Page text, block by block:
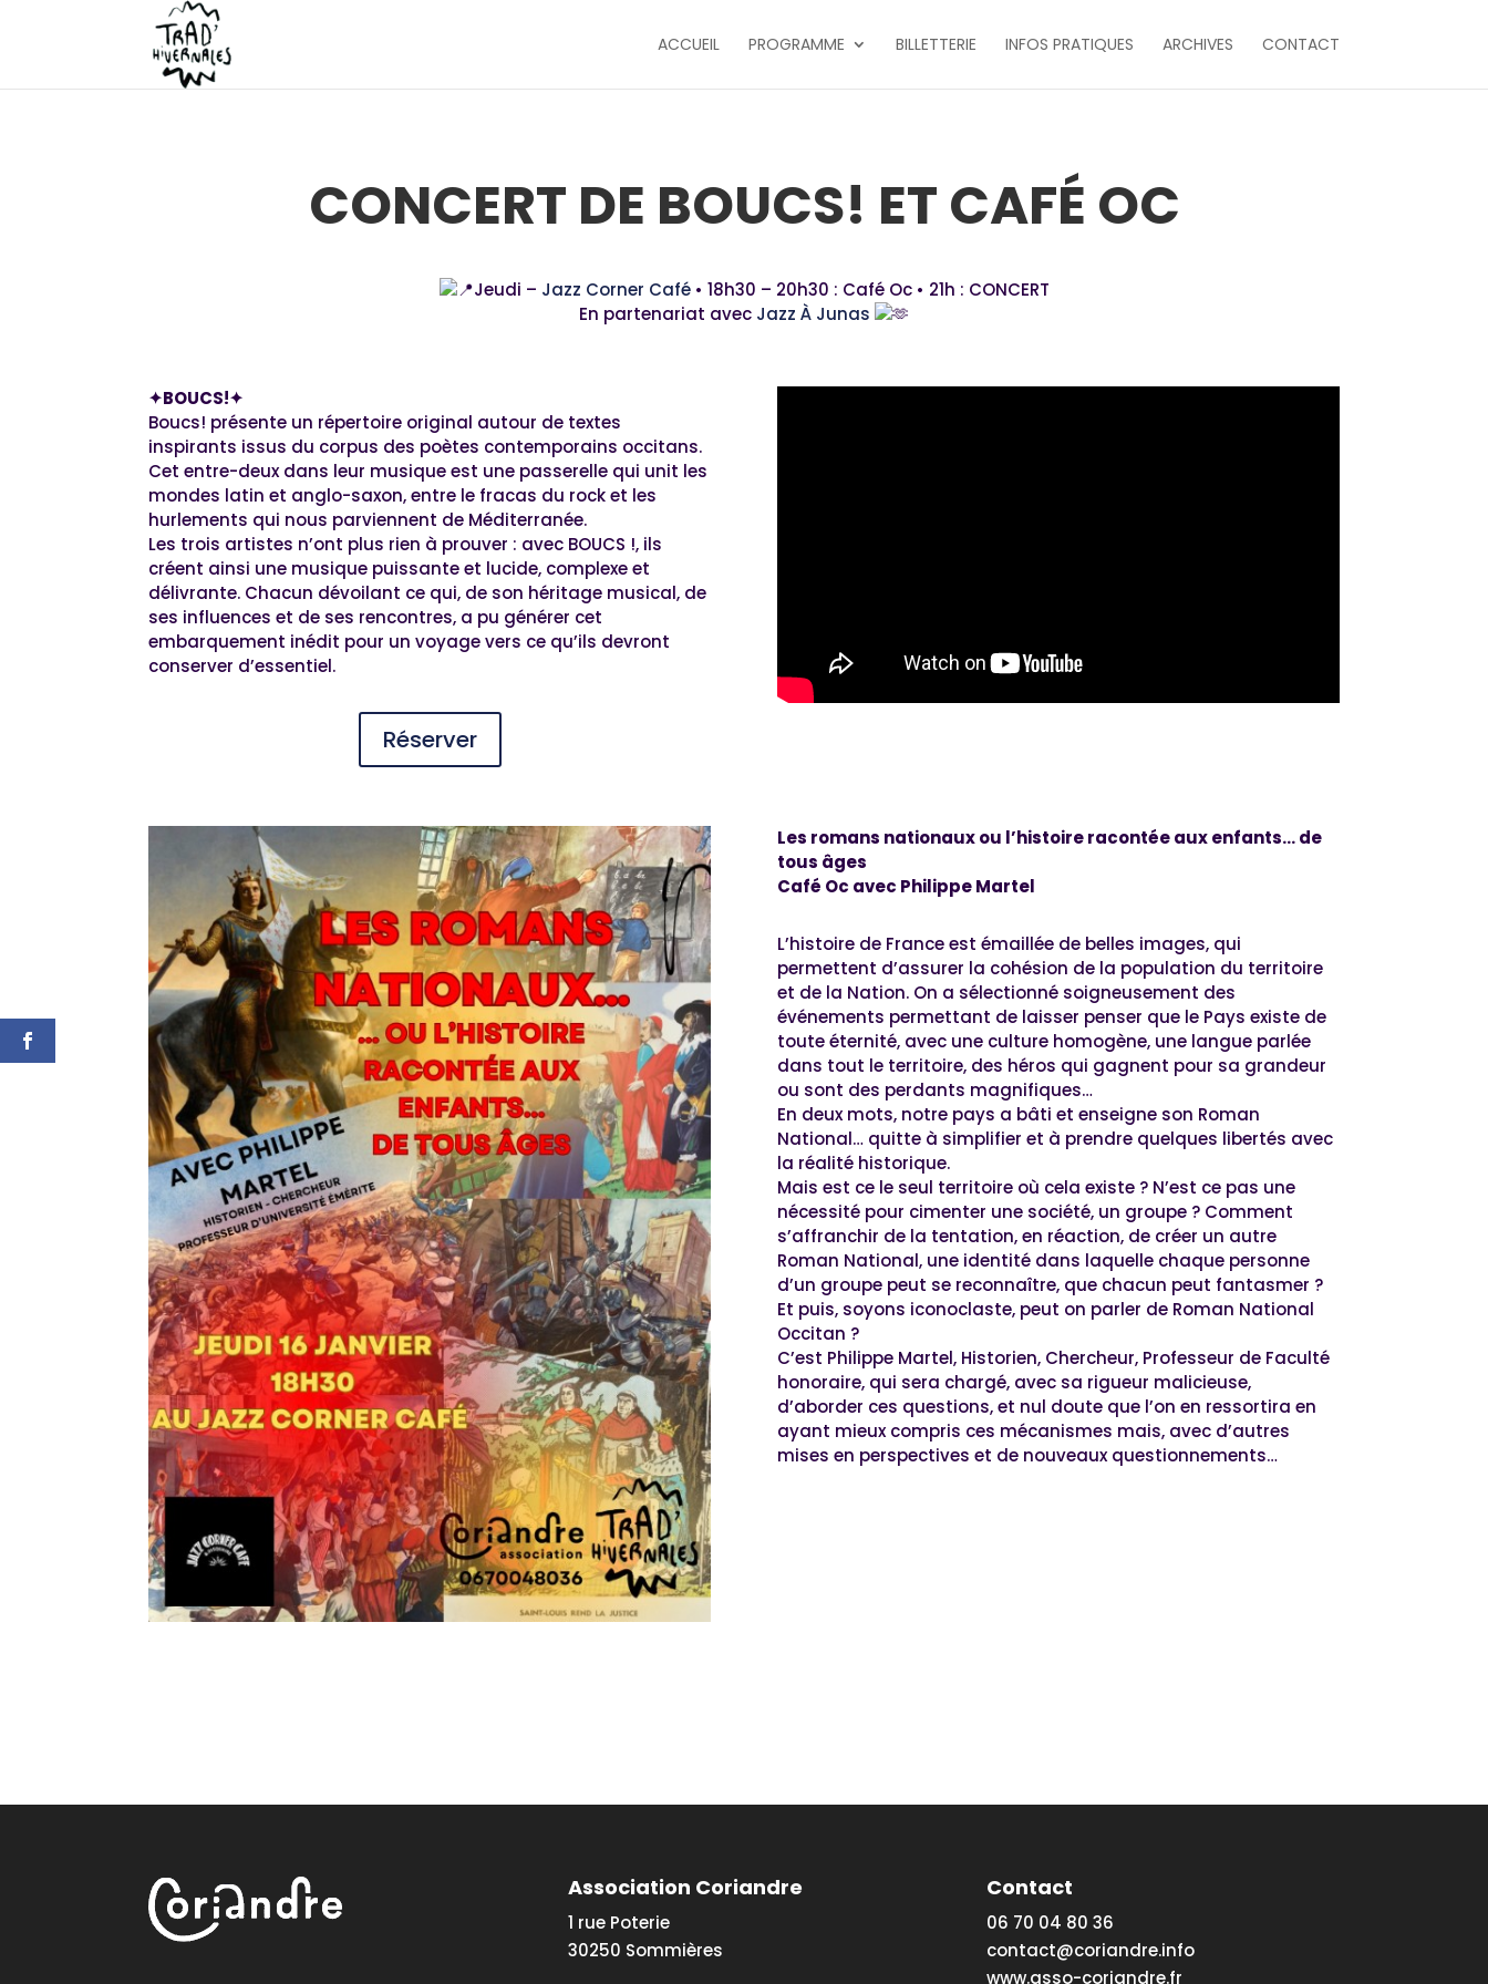
ACCUEIL PROGRAMME BILLETTERIE INFOS PRATIQUES ARCHIVES CONTACT
CONCERT DE BOUCS! ET CAFÉ OC
Jeudi – Jazz Corner Café• 18h30 – 20h30 : Café Oc • 21h : CONCERT
En partenariat avec Jazz À Junas
✦BOUCS!✦
Boucs! présente un répertoire original autour de textes
inspirants issus du corpus des poètes contemporains occitans.
Cet entre-deux dans leur musique est une passerelle qui unit les
mondes latin et anglo-saxon, entre le fracas du rock et les
hurlements qui nous parviennent de Méditerranée.
Les trois artistes n’ont plus rien à prouver : avec BOUCS !, ils
créent ainsi une musique puissante et lucide, complexe et
délivrante. Chacun dévoilant ce qui, de son héritage musical, de
ses influences et de ses rencontres, a pu générer cet
embarquement inédit pour un voyage vers ce qu’ils devront
conserver d’essentiel.
Réserver
Les romans nationaux ou l’histoire racontée aux enfants… de
tous âges
Café Oc avec Philippe Martel
L’histoire de France est émaillée de belles images, qui
permettent d’assurer la cohésion de la population du territoire
et de la Nation. On a sélectionné soigneusement des
événements permettant de laisser penser que le Pays existe de
toute éternité, avec une culture homogène, une langue parlée
dans tout le territoire, des héros qui gagnent pour sa grandeur
ou sont des perdants magnifiques…
En deux mots, notre pays a bâti et enseigne son Roman
National… quitte à simplifier et à prendre quelques libertés avec
la réalité historique.
Mais est ce le seul territoire où cela existe ? N’est ce pas une
nécessité pour cimenter une société, un groupe ? Comment
s’affranchir de la tentation, en réaction, de créer un autre
Roman National, une identité dans laquelle chaque personne
d’un groupe peut se reconnaître, que chacun peut fantasmer ?
Et puis, soyons iconoclaste, peut on parler de Roman National
Occitan ?
C’est Philippe Martel, Historien, Chercheur, Professeur de Faculté
honoraire, qui sera chargé, avec sa rigueur malicieuse,
d’aborder ces questions, et nul doute que l’on en ressortira en
ayant mieux compris ces mécanismes mais, avec d’autres
mises en perspectives et de nouveaux questionnements…
Association Coriandre
1 rue Poterie
30250 Sommières
Contact
06 70 04 80 36
contact@coriandre.info
www.asso-coriandre.fr